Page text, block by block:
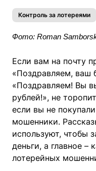
Контроль за лотереями
Фото: Roman
Если вам на почту
«Поздравляем, ваш
«Поздравляем! Вы
рублей!», не
если вы не
мошенники.
используют, чтобы
деньги, а главное –
лотерейных